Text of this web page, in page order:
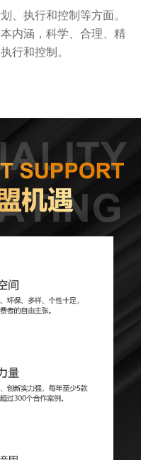
、执行和控制等方面。
内涵，科学、 合理、精
行和控制。